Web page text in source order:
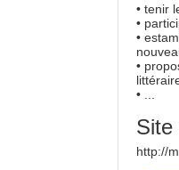
• tenir
•
•
•
• ...
Site
http://